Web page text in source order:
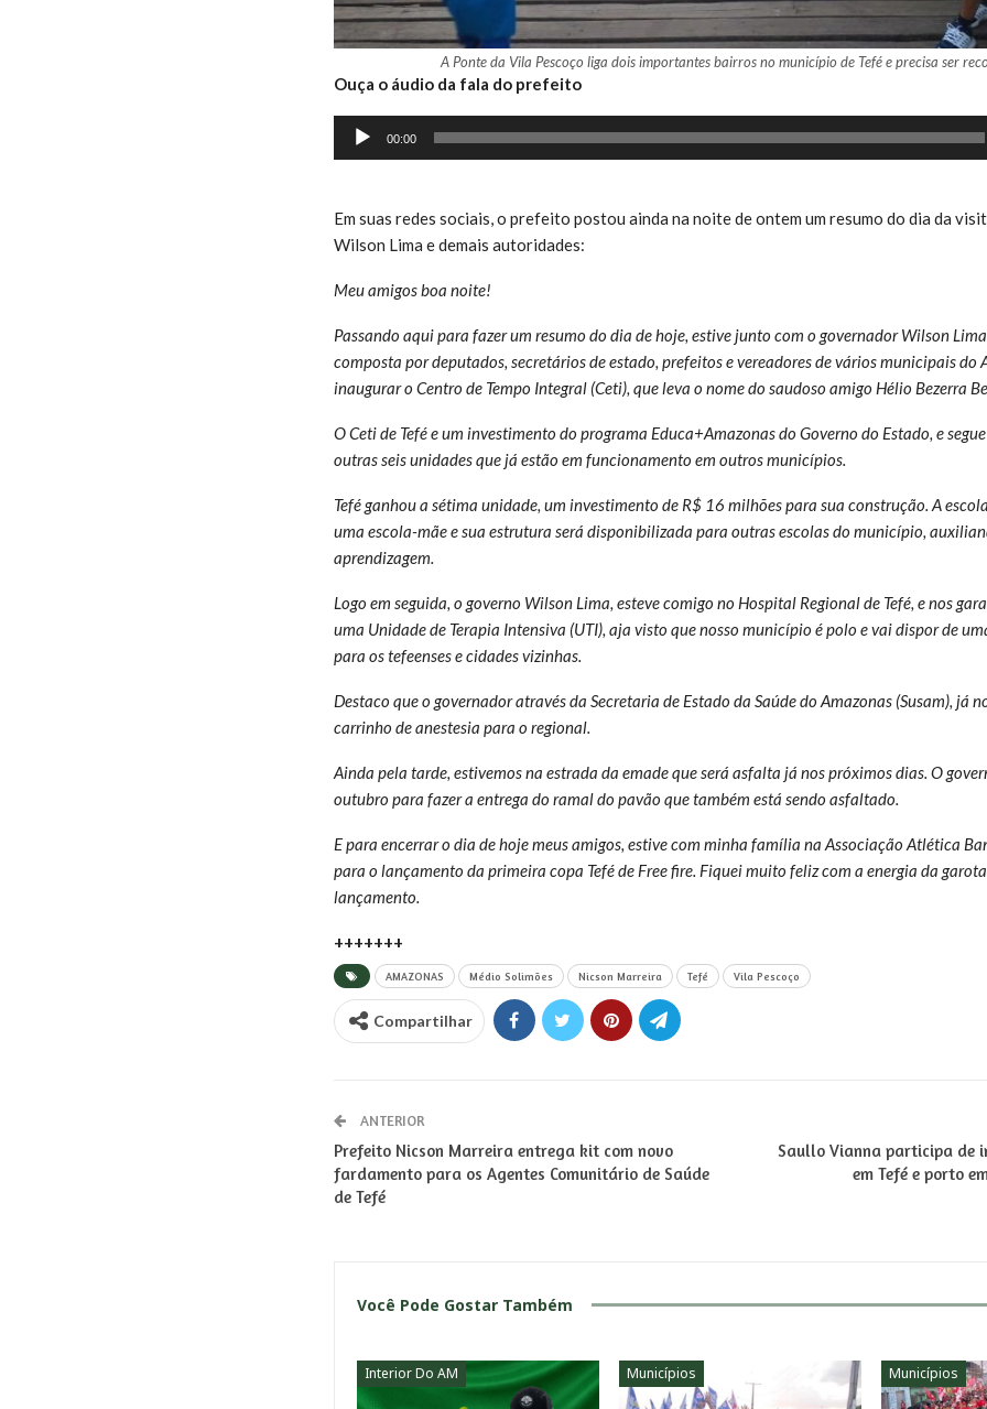
A Ponte da Vila Pescoço liga dois importantes bairros no município de Tefé e precisa ser
Ouça o áudio da fala do prefeito
Tocador
00:00
Em suas redes sociais, o prefeito postou ainda na noite de ontem um resumo do dia da
Wilson Lima e demais autoridades:
Meu amigos boa noite!
Passando aqui para fazer um resumo do dia de hoje, estive junto com o governador Wilson
composta por deputados, secretários de estado, prefeitos e vereadores de vários municipais do
inaugurar o Centro de Tempo Integral (Ceti), que leva o nome do saudoso amigo Hélio Bezerra
O Ceti de Tefé e um investimento do programa Educa+Amazonas do Governo do Estado, e
outras seis unidades que já estão em funcionamento em outros municípios.
Tefé ganhou a sétima unidade, um investimento de R$ 16 milhões para sua construção. A
uma escola-mãe e sua estrutura será disponibilizada para outras escolas do município,
aprendizagem.
Logo em seguida, o governo Wilson Lima, esteve comigo no Hospital Regional de Tefé, e nos
uma Unidade de Terapia Intensiva (UTI), aja visto que nosso município é polo e vai dispor de
para os tefeenses e cidades vizinhas.
Destaco que o governador através da Secretaria de Estado da Saúde do Amazonas (Susam), já
carrinho de anestesia para o regional.
Ainda pela tarde, estivemos na estrada da emade que será asfalta já nos próximos dias. O
outubro para fazer a entrega do ramal do pavão que também está sendo asfaltado.
E para encerrar o dia de hoje meus amigos, estive com minha família na Associação Atlética
para o lançamento da primeira copa Tefé de Free fire. Fiquei muito feliz com a energia da
lançamento.
+++++++
AMAZONAS Médio Solimões Nicson Marreira Tefé Vila Pescoço
Compartilhar
ANTERIOR
Prefeito Nicson Marreira entrega kit com novo
fardamento para os Agentes Comunitário de Saúde
de Tefé
Saullo Vianna participa de
em Tefé e porto
Você Pode Gostar Também
Interior Do AM Municípios Municípios